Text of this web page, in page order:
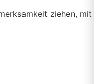
ziehen, mit